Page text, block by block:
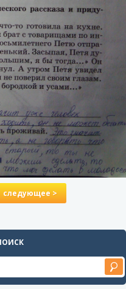
следующее >